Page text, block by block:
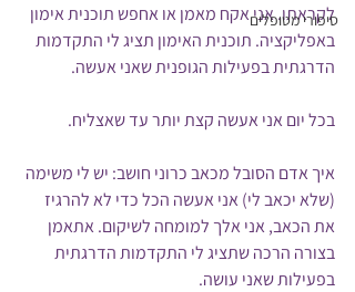
סיפורי מטופלים
לקראתו. אני אקח מאמן או אחפש תוכנית אימון
באפליקציה. תוכנית האימון תציג לי התקדמות
הדרגתית בפעילות הגופנית שאני אעשה.
בכל יום אני אעשה קצת יותר עד שאצליח.
איך אדם הסובל מכאב כרוני חושב: יש לי משימה
(שלא יכאב לי) אני אעשה הכל כדי לא להרגיז
את הכאב, אני אלך למומחה לשיקום. אתאמן
בצורה הרכה שתציג לי התקדמות הדרגתית
בפעילות שאני עושה.